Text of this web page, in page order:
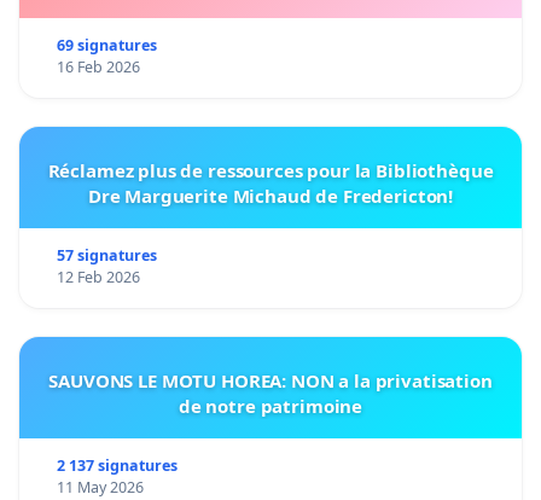
69 signatures
16 Feb 2026
Réclamez plus de ressources pour la Bibliothèque
Dre Marguerite Michaud de Fredericton!
57 signatures
12 Feb 2026
SAUVONS LE MOTU HOREA: NON a la privatisation
de notre patrimoine
2 137 signatures
11 May 2026